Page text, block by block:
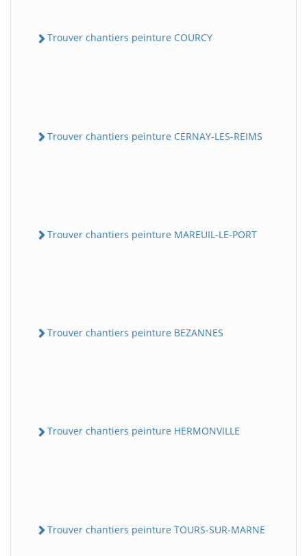
Trouver chantiers peinture COURCY
Trouver chantiers peinture CERNAY-LES-REIMS
Trouver chantiers peinture MAREUIL-LE-PORT
Trouver chantiers peinture BEZANNES
Trouver chantiers peinture HERMONVILLE
Trouver chantiers peinture TOURS-SUR-MARNE